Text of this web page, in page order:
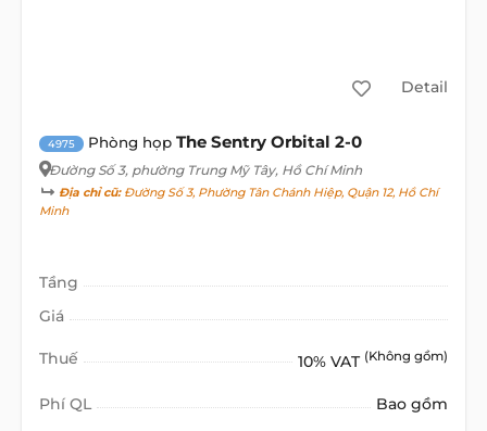
Detail
4975 Phòng họp The Sentry Orbital 2-0
Đường Số 3, phường Trung Mỹ Tây, Hồ Chí Minh
Địa chỉ cũ:Đường Số 3, Phường Tân Chánh Hiệp, Quận 12, Hồ Chí
Minh
Tầng
Giá
Thuế 10% VAT (Không gồm)
Phí QL Bao gồm